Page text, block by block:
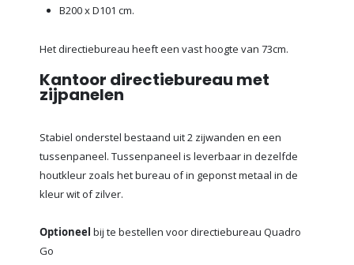
B200 x D101 cm.
Het directiebureau heeft een vast hoogte van 73cm.
Kantoor directiebureau met
zijpanelen
Stabiel onderstel bestaand uit 2 zijwanden en een
tussenpaneel. Tussenpaneel is leverbaar in dezelfde
houtkleur zoals het bureau of in geponst metaal in de
kleur wit of zilver.
Optioneel bij te bestellen voor directiebureau Quadro
Go